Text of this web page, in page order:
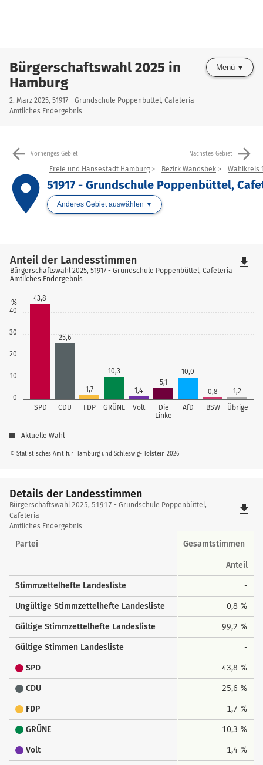
Bürgerschaftswahl 2025 in
Hamburg
2. März 2025, 51917 - Grundschule Poppenbüttel, Cafeteria
Amtliches Endergebnis
Menü
arrow_back Vorheriges Gebiet Nächstes Gebiet arrow_forward
place
Freie und Hansestadt Hamburg Bezirk Wandsbek Wahlkreis
51917 - Grundschule Poppenbüttel,
Anderes Gebiet auswählen
0
10
20
30
40
%
SPD CDU FDP GRÜNE Volt
Die
Linke
AfD BSW Übrige
43,8
25,6
1,7
10,3
1,4
5,1
10,0
0,8 1,2
© Statistisches Amt für Hamburg und Schleswig-Holstein 2026
Anteil der Landesstimmen
Bürgerschaftswahl 2025, 51917 - Grundschule Poppenbüttel, Cafeteria
Amtliches Endergebnis
Aktuelle Wahl
file_download
Details der Landesstimmen
Details
der
Landesstimmen
Bürgerschaftswahl 2025, 51917 - Grundschule Poppenbüttel,
Cafeteria
Amtliches Endergebnis
file_download
Partei Gesamtstimmen
Anteil
Stimmzettelhefte Landesliste -
Ungültige Stimmzettelhefte Landesliste 0,8 %
Gültige Stimmzettelhefte Landesliste 99,2 %
Gültige Stimmen Landesliste -
SPD 43,8 %
CDU 25,6 %
FDP 1,7 %
GRÜNE 10,3 %
Volt 1,4 %